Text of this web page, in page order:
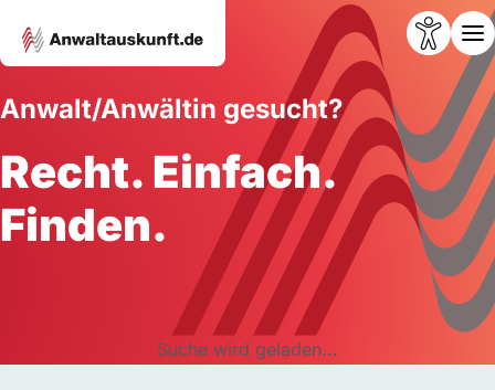
Anwalt/Anwältin gesucht?
Recht. Einfach.
Finden.
Suche wird geladen...